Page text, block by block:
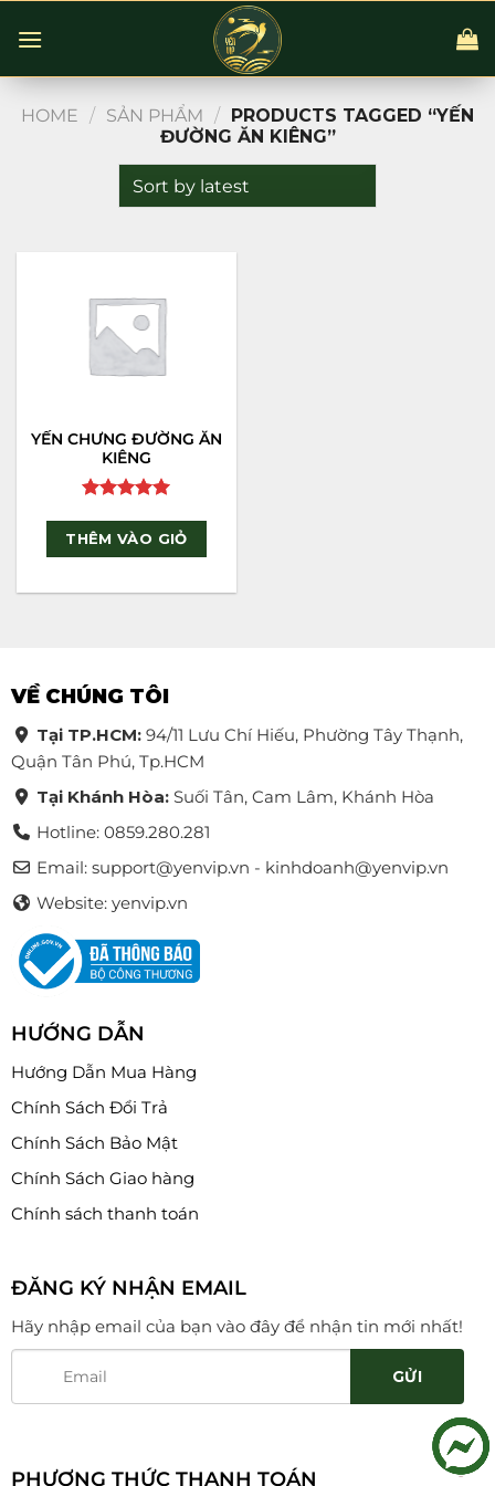
đến
HOME / SẢN PHẨM / PRODUCTS TAGGED “YẾN
ĐƯỜNG ĂN KIÊNG”
YẾN CHƯNG ĐƯỜNG ĂN
KIÊNG
out of 5
THÊM VÀO GIỎ
VỀ CHÚNG TÔI
Tại TP.HCM:94/11 Lưu Chí Hiếu, Phường Tây Thạnh,
Quận Tân Phú, Tp.HCM
Tại Khánh Hòa:Suối Tân, Cam Lâm, Khánh Hòa
Hotline: 0859.280.281
Email: support@yenvip.vn - kinhdoanh@yenvip.vn
Website: yenvip.vn
HƯỚNG DẪN
Hướng Dẫn Mua Hàng
Chính Sách Đổi Trả
Chính Sách Bảo Mật
Chính Sách Giao hàng
Chính sách thanh toán
ĐĂNG KÝ NHẬN EMAIL
Hãy nhập email của bạn vào đây để nhận tin mới nhất!
PHƯƠNG THỨC THANH TOÁN